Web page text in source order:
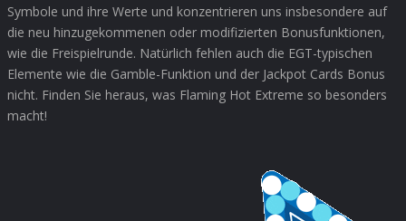
Symbole und ihre Werte und konzentrieren uns insbesondere auf
die neu hinzugekommenen oder modifizierten Bonusfunktionen,
wie die Freispielrunde. Natürlich fehlen auch die EGT-typischen
Elemente wie die Gamble-Funktion und der Jackpot Cards Bonus
nicht. Finden Sie heraus, was Flaming Hot Extreme so besonders
macht!